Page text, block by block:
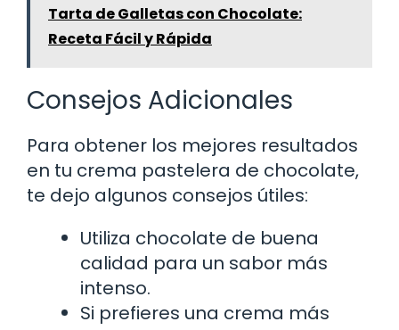
Tarta de Galletas con Chocolate:
Receta Fácil y Rápida
Consejos Adicionales
Para obtener los mejores resultados
en tu crema pastelera de chocolate,
te dejo algunos consejos útiles:
Utiliza chocolate de buena
calidad para un sabor más
intenso.
Si prefieres una crema más